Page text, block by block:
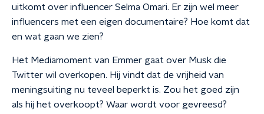
uitkomt over influencer Selma Omari. Er zijn wel meer
influencers met een eigen documentaire? Hoe komt dat
en wat gaan we zien?
Het Mediamoment van Emmer gaat over Musk die
Twitter wil overkopen. Hij vindt dat de vrijheid van
meningsuiting nu teveel beperkt is. Zou het goed zijn
als hij het overkoopt? Waar wordt voor gevreesd?